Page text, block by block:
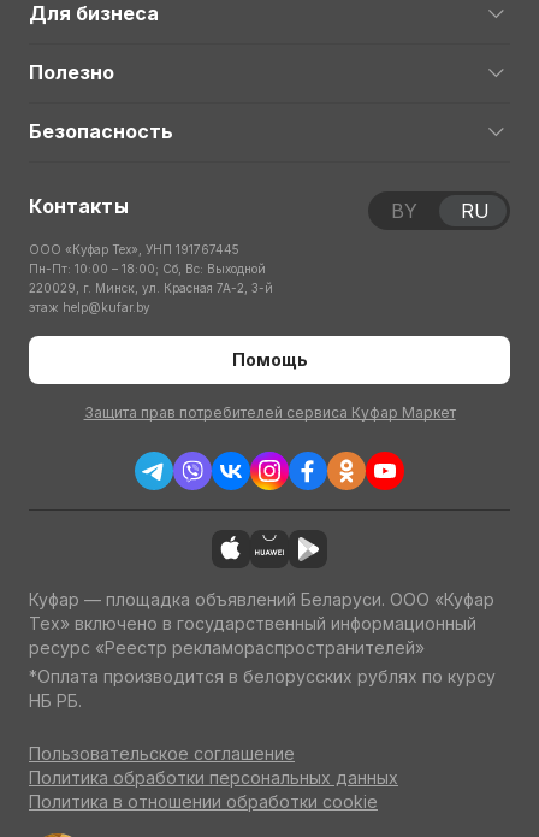
Для бизнеса
Полезно
Безопасность
Контакты
ООО «Куфар Тех», УНП 191767445
Пн-Пт: 10:00 – 18:00; Сб, Вс: Выходной
220029, г. Минск, ул. Красная 7А-2, 3-й
этаж help@kufar.by
Помощь
Защита прав потребителей сервиса Куфар Маркет
BY RU
Куфар — площадка объявлений Беларуси. ООО «Куфар
Тех» включено в государственный информационный
ресурс «Реестр рекламораспространителей»
*Оплата производится в белорусских рублях по курсу
НБ РБ.
Пользовательское соглашение
Политика обработки персональных данных
Политика в отношении обработки cookie